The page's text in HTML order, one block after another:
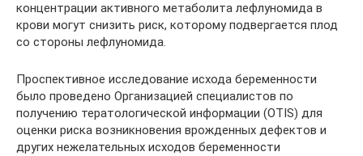
концентрации активного метаболита лефлуномида в
крови могут снизить риск, которому подвергается плод
со стороны лефлуномида.
Проспективное исследование исхода беременности
было проведено Организацией специалистов по
получению тератологической информации (OTIS) для
оценки риска возникновения врожденных дефектов и
других нежелательных исходов беременности